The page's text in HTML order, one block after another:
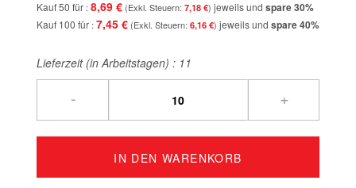
Kauf 50 für 8,69 € 7,18 € jeweils und spare30%
Kauf 100 für 7,45 € 6,16 € jeweils und spare40%
Lieferzeit (in Arbeitstagen) : 11
- +
IN DEN WARENKORB